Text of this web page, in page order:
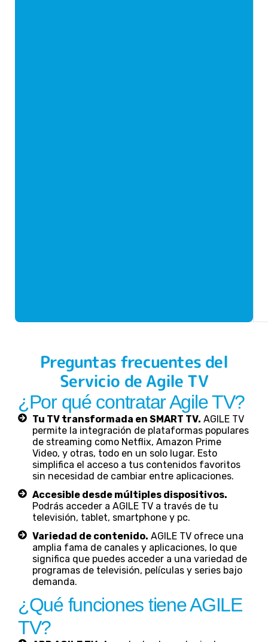
Preguntas frecuentes del
Servicio de Agile TV
¿Por qué contratar Agile TV?
Tu TV transformada en SMART TV. AGILE TV
permite la integración de plataformas populares
de streaming como Netflix, Amazon Prime
Video, y otras, todo en un solo lugar. Esto
simplifica el acceso a tus contenidos favoritos
sin necesidad de cambiar entre aplicaciones.
Accesible desde múltiples dispositivos.
Podrás acceder a AGILE TV a través de tu
televisión, tablet, smartphone y pc.
Variedad de contenido. AGILE TV ofrece una
amplia fama de canales y aplicaciones, lo que
significa que puedes acceder a una variedad de
programas de televisión, películas y series bajo
demanda.
¿Qué funciones tiene AGILE
TV?